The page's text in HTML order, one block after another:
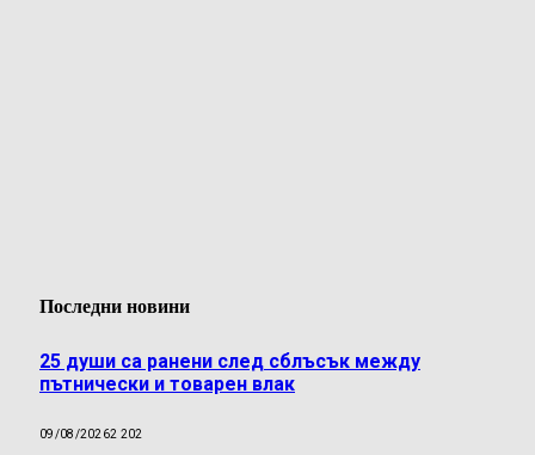
Последни новини
25 души са ранени след сблъсък между
пътнически и товарен влак
09/08/20262 202